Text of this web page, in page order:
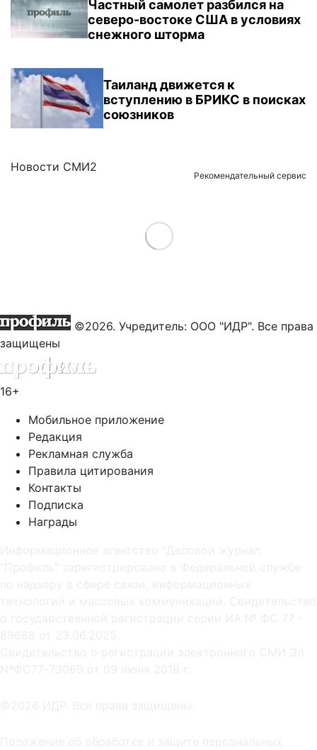
Частный самолет разбился на
северо-востоке США в условиях
снежного шторма
Таиланд движется к
вступлению в БРИКС в поисках
союзников
Новости СМИ2
Рекомендательный сервис
Load More
©2026. Учредитель: ООО "ИДР". Все права
защищены
16+
Мобильное приложение
Редакция
Рекламная служба
Правила цитирования
Контакты
Подписка
Награды